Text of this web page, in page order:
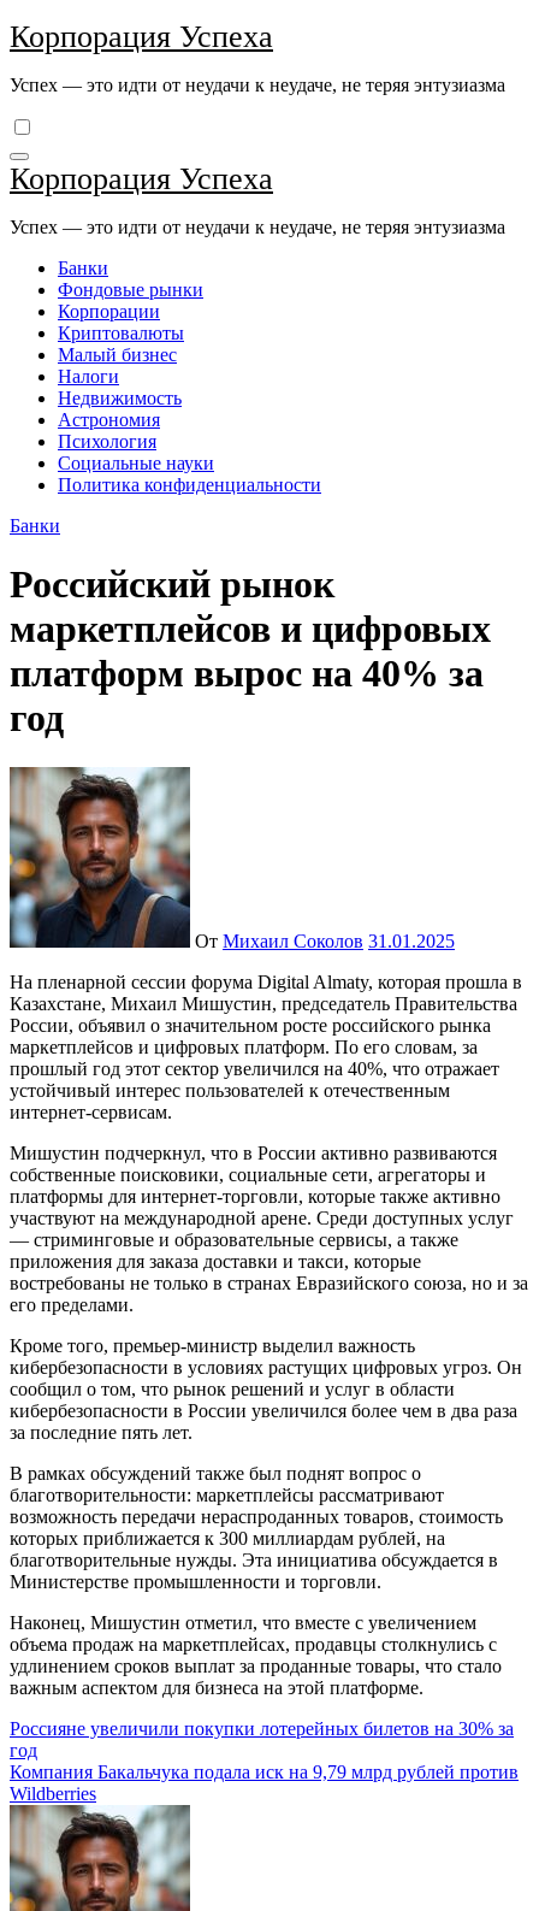
Перейти
к
Корпорация Успеха
Успех — это идти от неудачи к неудаче, не теряя энтузиазма
Корпорация Успеха
Успех — это идти от неудачи к неудаче, не теряя энтузиазма
Банки
Фондовые рынки
Корпорации
Криптовалюты
Малый бизнес
Налоги
Недвижимость
Астрономия
Психология
Социальные науки
Политика конфиденциальности
Банки
Российский рынок
маркетплейсов и цифровых
платформ вырос на 40% за
год
От Михаил Соколов 31.01.2025
На пленарной сессии форума Digital Almaty, которая прошла в
Казахстане, Михаил Мишустин, председатель Правительства
России, объявил о значительном росте российского рынка
маркетплейсов и цифровых платформ. По его словам, за
прошлый год этот сектор увеличился на 40%, что отражает
устойчивый интерес пользователей к отечественным
интернет-сервисам.
Мишустин подчеркнул, что в России активно развиваются
собственные поисковики, социальные сети, агрегаторы и
платформы для интернет-торговли, которые также активно
участвуют на международной арене. Среди доступных услуг
— стриминговые и образовательные сервисы, а также
приложения для заказа доставки и такси, которые
востребованы не только в странах Евразийского союза, но и за
его пределами.
Кроме того, премьер-министр выделил важность
кибербезопасности в условиях растущих цифровых угроз. Он
сообщил о том, что рынок решений и услуг в области
кибербезопасности в России увеличился более чем в два раза
за последние пять лет.
В рамках обсуждений также был поднят вопрос о
благотворительности: маркетплейсы рассматривают
возможность передачи нераспроданных товаров, стоимость
которых приближается к 300 миллиардам рублей, на
благотворительные нужды. Эта инициатива обсуждается в
Министерстве промышленности и торговли.
Наконец, Мишустин отметил, что вместе с увеличением
объема продаж на маркетплейсах, продавцы столкнулись с
удлинением сроков выплат за проданные товары, что стало
важным аспектом для бизнеса на этой платформе.
Навигация
по
записям
Россияне увеличили покупки лотерейных билетов на 30% за
год
Компания Бакальчука подала иск на 9,79 млрд рублей против
Wildberries